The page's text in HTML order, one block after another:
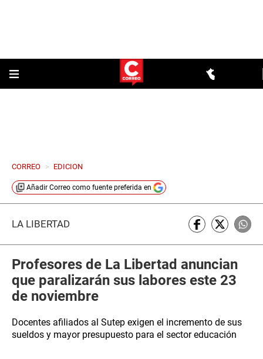
CORREO > EDICION
Añadir Correo como fuente preferida en
LA LIBERTAD
Profesores de La Libertad anuncian
que paralizarán sus labores este 23
de noviembre
Docentes afiliados al Sutep exigen el incremento de sus
sueldos y mayor presupuesto para el sector educación